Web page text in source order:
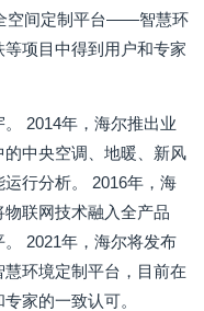
空间定制平台——智慧环
项目中得到用户和专家
2014年，海尔推出业
中央空调、地暖、新风
行分析。 2016年，海
联网技术融入全产品
2021年，海尔将发布
环境定制平台，目前在
家的一致认可。